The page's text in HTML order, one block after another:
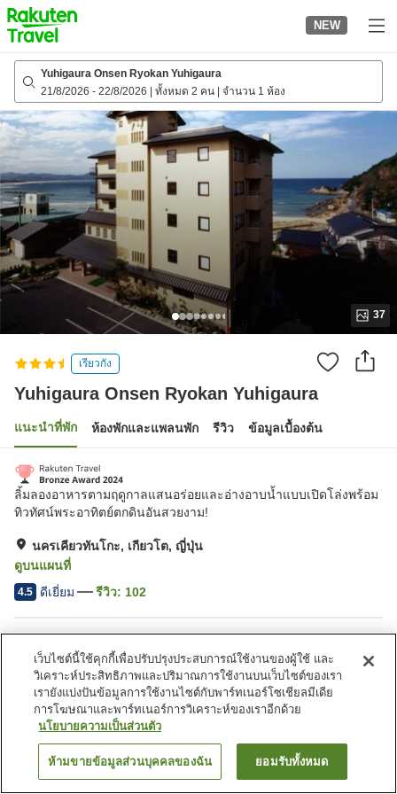
to
top
page
NEW
Yuhigaura Onsen Ryokan Yuhigaura
21/8/2026 - 22/8/2026 ทั้งหมด 2 คน จำนวน 1 ห้อง
37
เรียวกัง
Yuhigaura Onsen Ryokan Yuhigaura
แนะนำที่พัก ห้องพักและแพลนพัก รีวิว ข้อมูลเบื้องต้น
ลิ้มลองอาหารตามฤดูกาลแสนอร่อยและอ่างอาบน้ำแบบเปิดโล่งพร้อม
ทิวทัศน์พระอาทิตย์ตกดินอันสวยงาม!
นครเคียวทันโกะ, เกียวโต, ญี่ปุ่น
ดูบนแผนที่
4.5 ดีเยี่ยม รีวิว: 102
Wi-Fi
บ่อน้ำพุร้อนภายในอาคาร
คาเฟ่
ปลอดบุหรี่
หน้าแรก ญี่ปุ่น เกียวโต
Yuhigaura Onsen Ryokan Yuhigaura
ค้นหาห้องพัก
เว็บไซต์นี้ใช้คุกกี้เพื่อปรับปรุงประสบการณ์ใช้งานของผู้ใช้ และ
วิเคราะห์ประสิทธิภาพและปริมาณการใช้งานบนเว็บไซต์ของเรา
เรายังแบ่งปันข้อมูลการใช้งานไซต์กับพาร์ทเนอร์โซเชียลมีเดีย
การโฆษณาและพาร์ทเนอร์การวิเคราะห์ของเราอีกด้วย
นโยบายความเป็นส่วนตัว
ห้ามขายข้อมูลส่วนบุคคลของฉัน ยอมรับทั้งหมด